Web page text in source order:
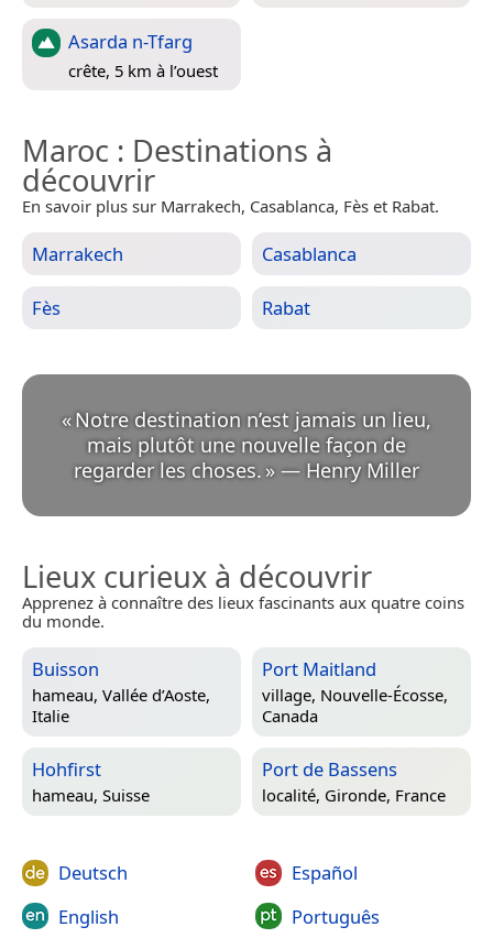
Asarda n-Tfarg
crête, 5 km à l’ouest
Maroc : Destinations à
découvrir
En savoir plus sur Marrakech, Casablanca, Fès et Rabat.
Marrakech Casablanca
Fès Rabat
«Notre destination n’est jamais un lieu,
mais plutôt une nouvelle façon de
regarder les choses. » — Henry Miller
Lieux curieux à découvrir
Apprenez à connaître des lieux fascinants aux quatre coins
du monde.
Buisson
hameau, Vallée d’Aoste,
Italie
Port Maitland
village, Nouvelle-Écosse,
Canada
Hohfirst
hameau, Suisse
Port de Bassens
localité, Gironde, France
Deutsch
English
Español
Português